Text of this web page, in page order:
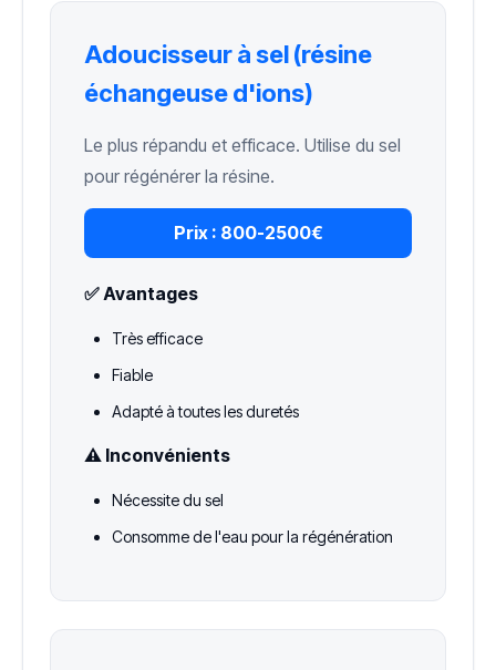
Adoucisseur à sel (résine
échangeuse d'ions)
Le plus répandu et efficace. Utilise du sel
pour régénérer la résine.
Prix : 800-2500€
✅ Avantages
Très efficace
Fiable
Adapté à toutes les duretés
⚠️ Inconvénients
Nécessite du sel
Consomme de l'eau pour la régénération